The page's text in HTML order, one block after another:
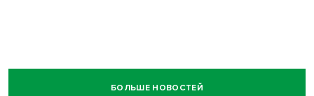
БОЛЬШЕ НОВОСТЕЙ